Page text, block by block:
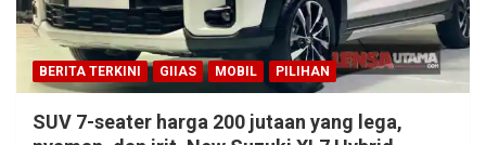
BERITA TERKINI GIIAS MOBIL PILIHAN
SUV 7-seater harga 200 jutaan yang lega,